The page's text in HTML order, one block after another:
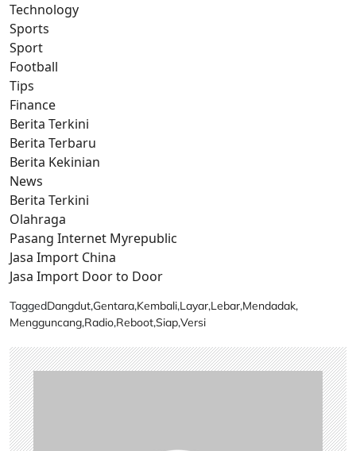
Technology
Sports
Sport
Football
Tips
Finance
Berita Terkini
Berita Terbaru
Berita Kekinian
News
Berita Terkini
Olahraga
Pasang Internet Myrepublic
Jasa Import China
Jasa Import Door to Door
TaggedDangdut,Gentara,Kembali,Layar,Lebar,Mendadak,
Mengguncang,Radio,Reboot,Siap,Versi